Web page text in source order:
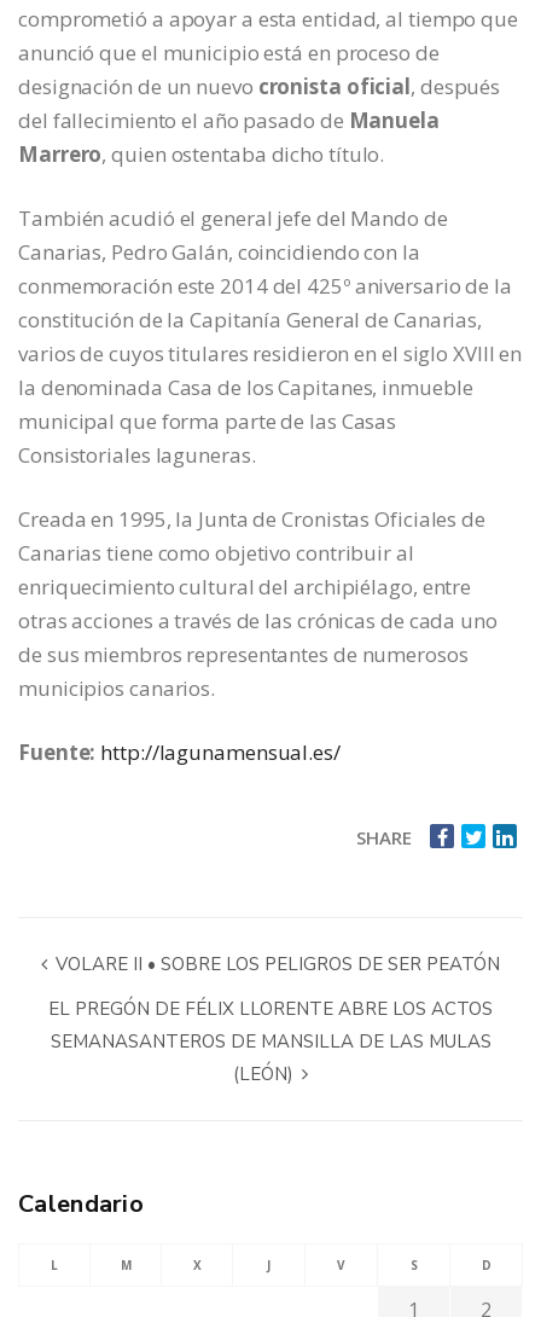
comprometió a apoyar a esta entidad, al tiempo que
anunció que el municipio está en proceso de
designación de un nuevo cronista oficial, después
del fallecimiento el año pasado de Manuela
Marrero, quien ostentaba dicho título.
También acudió el general jefe del Mando de
Canarias, Pedro Galán, coincidiendo con la
conmemoración este 2014 del 425º aniversario de la
constitución de la Capitanía General de Canarias,
varios de cuyos titulares residieron en el siglo XVIII en
la denominada Casa de los Capitanes, inmueble
municipal que forma parte de las Casas
Consistoriales laguneras.
Creada en 1995, la Junta de Cronistas Oficiales de
Canarias tiene como objetivo contribuir al
enriquecimiento cultural del archipiélago, entre
otras acciones a través de las crónicas de cada uno
de sus miembros representantes de numerosos
municipios canarios.
Fuente: http://lagunamensual.es/
SHARE
VOLARE II • SOBRE LOS PELIGROS DE SER PEATÓN
EL PREGÓN DE FÉLIX LLORENTE ABRE LOS ACTOS
SEMANASANTEROS DE MANSILLA DE LAS MULAS
(LEÓN)
Calendario
L M X J V S D
1 2